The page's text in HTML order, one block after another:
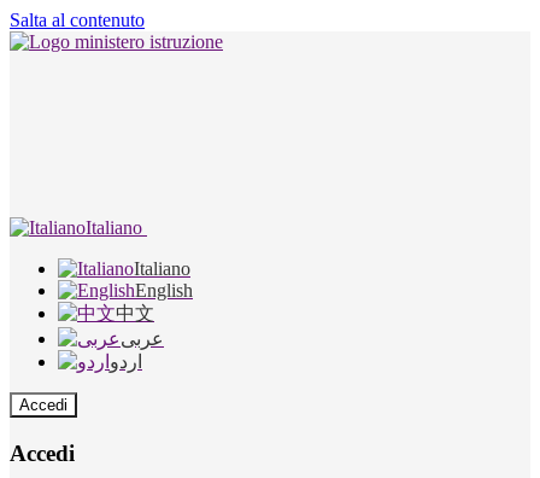
Salta al contenuto
Italiano
Italiano
English
中文
عربى
اردو
Accedi
Accedi